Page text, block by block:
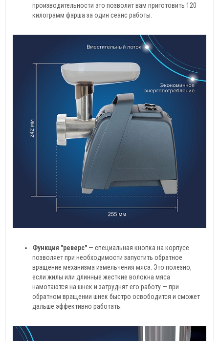
производительности это позволит вам приготовить 120
килограмм фарша за один сеанс работы.
Функция "реверс" — специальная кнопка на корпусе
позволяет при необходимости запустить обратное
вращение механизма измельчения мяса. Это полезно,
если жилы или длинные жесткие волокна мяса
намотаются на шнек и затруднят его работу — при
обратном вращении шнек быстро освободится и сможет
дальше эффективно работать.